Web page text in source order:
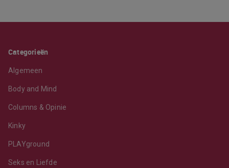
Categorieën
Algemeen
Body and Mind
Columns & Opinie
Kinky
PLAYground
Seks en Liefde